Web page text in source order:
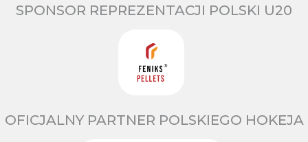
SPONSOR REPREZENTACJI POLSKI U20
OFICJALNY PARTNER POLSKIEGO HOKEJA